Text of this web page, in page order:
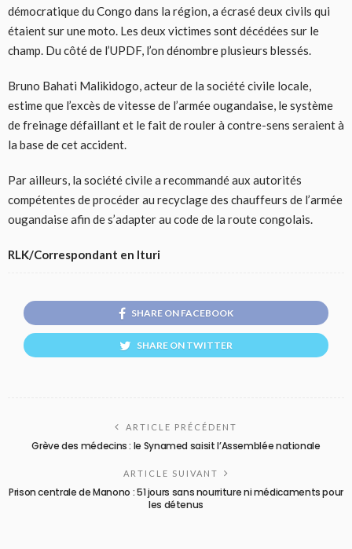
démocratique du Congo dans la région, a écrasé deux civils qui
étaient sur une moto. Les deux victimes sont décédées sur le
champ. Du côté de l’UPDF, l’on dénombre plusieurs blessés.
Bruno Bahati Malikidogo, acteur de la société civile locale,
estime que l’excès de vitesse de l’armée ougandaise, le système
de freinage défaillant et le fait de rouler à contre-sens seraient à
la base de cet accident.
Par ailleurs, la société civile a recommandé aux autorités
compétentes de procéder au recyclage des chauffeurs de l’armée
ougandaise afin de s’adapter au code de la route congolais.
RLK/Correspondant en Ituri
SHARE ON FACEBOOK
SHARE ON TWITTER
ARTICLE PRÉCÉDENT
Grève des médecins : le Synamed saisit l’Assemblée nationale
ARTICLE SUIVANT
Prison centrale de Manono : 51 jours sans nourriture ni médicaments pour
les détenus